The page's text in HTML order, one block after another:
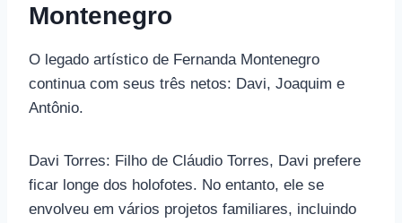
Montenegro
O legado artístico de Fernanda Montenegro
continua com seus três netos: Davi, Joaquim e
Antônio.
Davi Torres: Filho de Cláudio Torres, Davi prefere
ficar longe dos holofotes. No entanto, ele se
envolveu em vários projetos familiares, incluindo